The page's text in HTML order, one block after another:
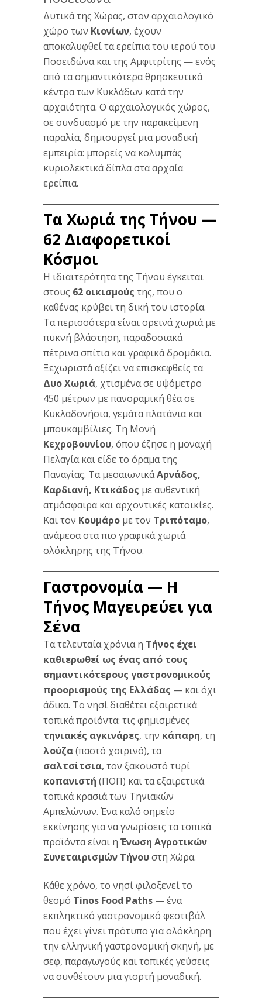
Δυτικά της Χώρας, στον αρχαιολογικό
χώρο των Κιονίων, έχουν
αποκαλυφθεί τα ερείπια του ιερού του
Ποσειδώνα και της Αμφιτρίτης — ενός
από τα σημαντικότερα θρησκευτικά
κέντρα των Κυκλάδων κατά την
αρχαιότητα. Ο αρχαιολογικός χώρος,
σε συνδυασμό με την παρακείμενη
παραλία, δημιουργεί μια μοναδική
εμπειρία: μπορείς να κολυμπάς
κυριολεκτικά δίπλα στα αρχαία
ερείπια.
Τα Χωριά της Τήνου —
62 Διαφορετικοί
Κόσμοι
Η ιδιαιτερότητα της Τήνου έγκειται
στους 62 οικισμούς της, που ο
καθένας κρύβει τη δική του ιστορία.
Τα περισσότερα είναι ορεινά χωριά με
πυκνή βλάστηση, παραδοσιακά
πέτρινα σπίτια και γραφικά δρομάκια.
Ξεχωριστά αξίζει να επισκεφθείς τα
Δυο Χωριά, χτισμένα σε υψόμετρο
450 μέτρων με πανοραμική θέα σε
Κυκλαδονήσια, γεμάτα πλατάνια και
μπουκαμβίλιες. Τη Μονή
Κεχροβουνίου, όπου έζησε η μοναχή
Πελαγία και είδε το όραμα της
Παναγίας. Τα μεσαιωνικάΑρνάδος,
Καρδιανή, Κτικάδος με αυθεντική
ατμόσφαιρα και αρχοντικές κατοικίες.
Και τον Κουμάρο με τον Τριπόταμο,
ανάμεσα στα πιο γραφικά χωριά
ολόκληρης της Τήνου.
Γαστρονομία — Η
Τήνος Μαγειρεύει για
Σένα
Τα τελευταία χρόνια η Τήνος έχει
καθιερωθεί ως ένας από τους
σημαντικότερους γαστρονομικούς
προορισμούς της Ελλάδας — και όχι
άδικα. Το νησί διαθέτει εξαιρετικά
τοπικά προϊόντα: τις φημισμένες
τηνιακές αγκινάρες, την κάπαρη, τη
λούζα(παστό χοιρινό), τα
σαλτσίτσια, τον ξακουστό τυρί
κοπανιστή (ΠΟΠ) και τα εξαιρετικά
τοπικά κρασιά των Τηνιακών
Αμπελώνων. Ένα καλό σημείο
εκκίνησης για να γνωρίσεις τα τοπικά
προϊόντα είναι ηΈνωση Αγροτικών
Συνεταιρισμών Τήνουστη Χώρα.
Κάθε χρόνο, το νησί φιλοξενεί το
θεσμό Tinos Food Paths — ένα
εκπληκτικό γαστρονομικό φεστιβάλ
που έχει γίνει πρότυπο για ολόκληρη
την ελληνική γαστρονομική σκηνή, με
σεφ, παραγωγούς και τοπικές γεύσεις
να συνθέτουν μια γιορτή μοναδική.